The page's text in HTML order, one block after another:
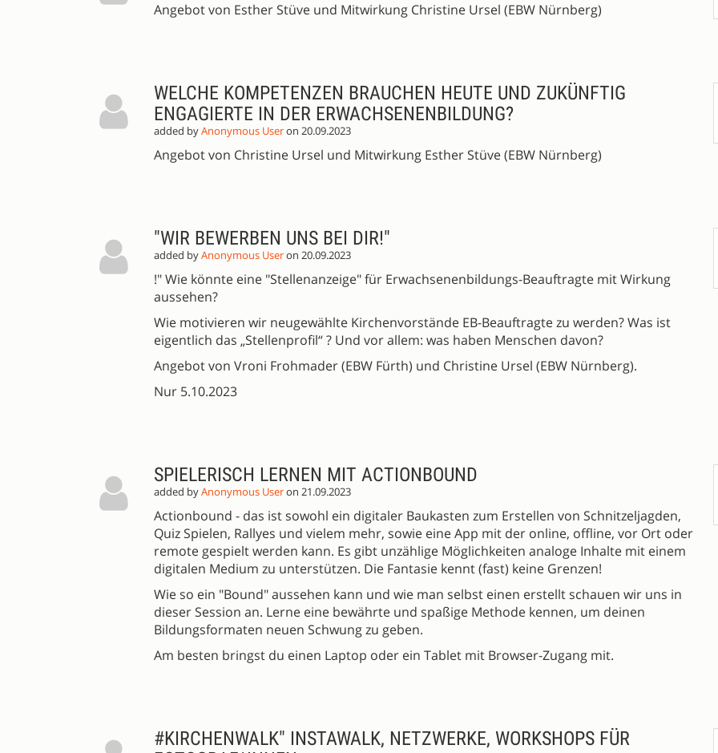
Angebot von Esther Stüve und Mitwirkung Christine Ursel (EBW Nürnberg)
WELCHE KOMPETENZEN BRAUCHEN HEUTE UND ZUKÜNFTIG
ENGAGIERTE IN DER ERWACHSENENBILDUNG?
added byAnonymous Useron 20.09.2023
Angebot von Christine Ursel und Mitwirkung Esther Stüve (EBW Nürnberg)
"WIR BEWERBEN UNS BEI DIR!"
added byAnonymous Useron 20.09.2023
!" Wie könnte eine "Stellenanzeige" für Erwachsenenbildungs-Beauftragte mit Wirkung
aussehen?
Wie motivieren wir neugewählte Kirchenvorstände EB-Beauftragte zu werden? Was ist
eigentlich das „Stellenprofil“ ? Und vor allem: was haben Menschen davon?
Angebot von Vroni Frohmader (EBW Fürth) und Christine Ursel (EBW Nürnberg).
Nur 5.10.2023
SPIELERISCH LERNEN MIT ACTIONBOUND
added byAnonymous Useron 21.09.2023
Actionbound - das ist sowohl ein digitaler Baukasten zum Erstellen von Schnitzeljagden,
Quiz Spielen, Rallyes und vielem mehr, sowie eine App mit der online, offline, vor Ort oder
remote gespielt werden kann. Es gibt unzählige Möglichkeiten analoge Inhalte mit einem
digitalen Medium zu unterstützen. Die Fantasie kennt (fast) keine Grenzen!
Wie so ein "Bound" aussehen kann und wie man selbst einen erstellt schauen wir uns in
dieser Session an. Lerne eine bewährte und spaßige Methode kennen, um deinen
Bildungsformaten neuen Schwung zu geben.
Am besten bringst du einen Laptop oder ein Tablet mit Browser-Zugang mit.
#KIRCHENWALK" INSTAWALK, NETZWERKE, WORKSHOPS FÜR